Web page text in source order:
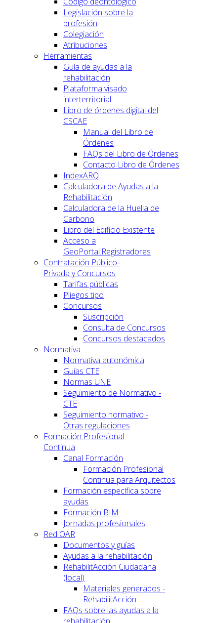
Legislación sobre la
profesión
Colegiación
Atribuciones
Herramientas
Guía de ayudas a la
rehabilitación
Plataforma visado
interterritorial
Libro de órdenes digital del
CSCAE
Manual del Libro de
Órdenes
FAQs del Libro de Órdenes
Contacto Libro de Órdenes
IndexARQ
Calculadora de Ayudas a la
Rehabilitación
Calculadora de la Huella de
Carbono
Libro del Edificio Existente
Acceso a
GeoPortal.Registradores
Contratación Público-
Privada y Concursos
Tarifas públicas
Pliegos tipo
Concursos
Suscripción
Consulta de Concursos
Concursos destacados
Normativa
Normativa autonómica
Guías CTE
Normas UNE
Seguimiento de Normativo -
CTE
Seguimiento normativo -
Otras regulaciones
Formación Profesional
Continua
Canal Formación
Formación Profesional
Continua para Arquitectos
Formación específica sobre
ayudas
Formación BIM
Jornadas profesionales
Red OAR
Documentos y guías
Ayudas a la rehabilitación
RehabilitAcción Ciudadana
(local)
Materiales generados -
RehabilitAcción
FAQs sobre las ayudas a la